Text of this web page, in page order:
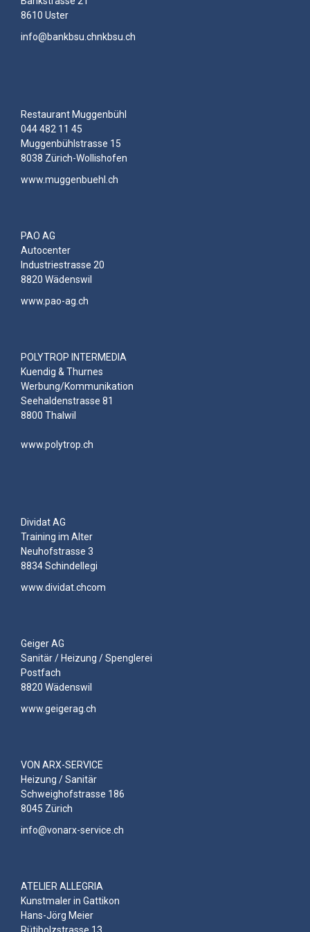
8610 Uster
info@bankbsu.chnkbsu.ch
Restaurant Muggenbühl
044 482 11 45
Muggenbühlstrasse 15
8038 Zürich-Wollishofen
www.muggenbuehl.ch
PAO AG
Autocenter
Industriestrasse 20
8820 Wädenswil
www.pao-ag.ch
POLYTROP INTERMEDIA
Kuendig & Thurnes
Werbung/Kommunikation
Seehaldenstrasse 81
8800 Thalwil
www.polytrop.ch
Dividat AG
Training im Alter
Neuhofstrasse 3
8834 Schindellegi
www.dividat.chcom
Geiger AG
Sanitär / Heizung / Spenglerei
Postfach
8820 Wädenswil
www.geigerag.ch
VON ARX-SERVICE
Heizung / Sanitär
Schweighofstrasse 186
8045 Zürich
info@vonarx-service.ch
ATELIER ALLEGRIA
Kunstmaler in Gattikon
Hans-Jörg Meier